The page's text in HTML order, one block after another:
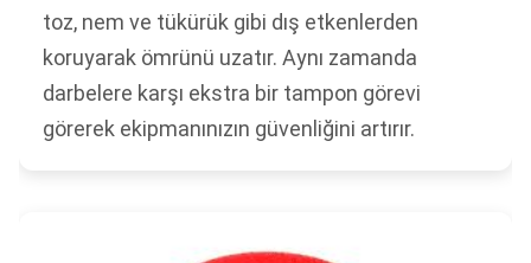
toz, nem ve tükürük gibi dış etkenlerden
koruyarak ömrünü uzatır. Aynı zamanda
darbelere karşı ekstra bir tampon görevi
görerek ekipmanınızın güvenliğini artırır.